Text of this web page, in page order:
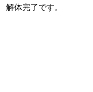
解体完了です。